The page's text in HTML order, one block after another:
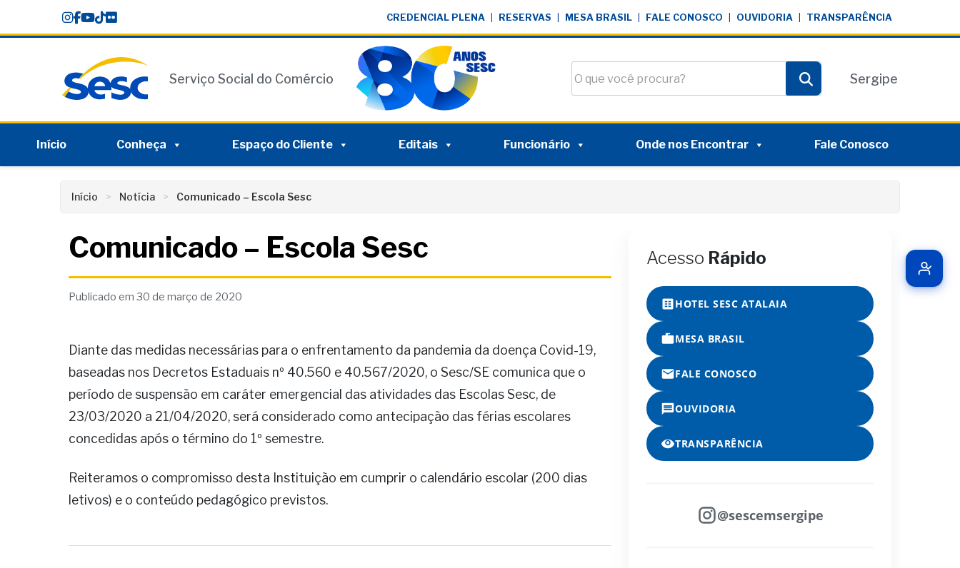
content
CREDENCIAL PLENA RESERVAS MESA BRASIL FALE CONOSCO OUVIDORIA TRANSPARÊNCIA
Serviço Social do Comércio
Pesquisar
Sergipe
Início Conheça Espaço do Cliente Editais Funcionário Onde nos Encontrar Fale Conosco
Início Notícia Comunicado – Escola Sesc
Comunicado – Escola Sesc
Publicado em 30 de março de 2020
Diante das medidas necessárias para o enfrentamento da pandemia da doença Covid-19,
baseadas nos Decretos Estaduais nº 40.560 e 40.567/2020, o Sesc/SE comunica que o
período de suspensão em caráter emergencial das atividades das Escolas Sesc, de
23/03/2020 a 21/04/2020, será considerado como antecipação das férias escolares
concedidas após o término do 1º semestre.
Reiteramos o compromisso desta Instituição em cumprir o calendário escolar (200 dias
letivos) e o conteúdo pedagógico previstos.
Acesso Rápido
HOTEL SESC ATALAIA
MESA BRASIL
FALE CONOSCO
OUVIDORIA
TRANSPARÊNCIA
@sescemsergipe